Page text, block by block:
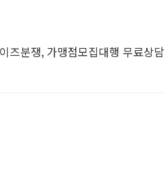
즈분쟁, 가맹점모집대행 무료상담